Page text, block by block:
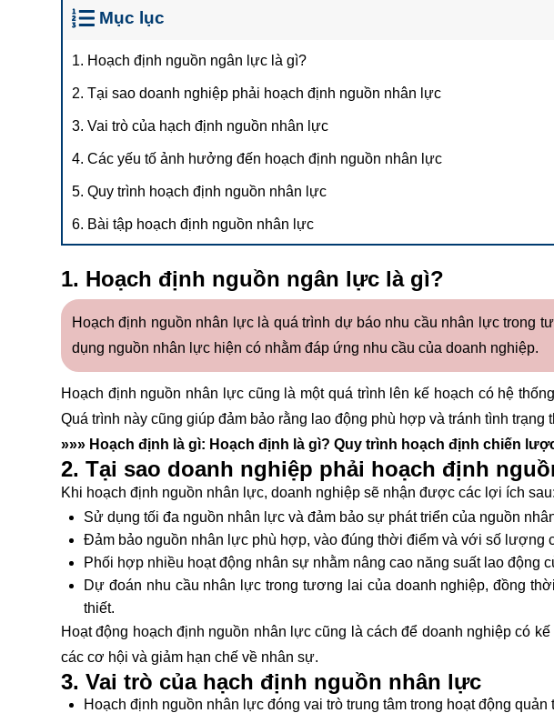
Mục lục
1. Hoạch định nguồn ngân lực là gì?
2. Tại sao doanh nghiệp phải hoạch định nguồn nhân lực
3. Vai trò của hạch định nguồn nhân lực
4. Các yếu tố ảnh hưởng đến hoạch định nguồn nhân lực
5. Quy trình hoạch định nguồn nhân lực
6. Bài tập hoạch định nguồn nhân lực
1. Hoạch định nguồn ngân lực là gì?
Hoạch định nguồn nhân lực là quá trình dự báo nhu cầu nhân lực trong
dụng nguồn nhân lực hiện có nhằm đáp ứng nhu cầu của doanh nghiệp.
Hoạch định nguồn nhân lực cũng là một quá trình lên kế hoạch có hệ
Quá trình này cũng giúp đảm bảo rằng lao động phù hợp và tránh tình trạng
»»» Hoạch định là gì: Hoạch định là gì? Quy trình hoạch định chiến
2. Tại sao doanh nghiệp phải hoạch định
Khi hoạch định nguồn nhân lực, doanh nghiệp sẽ nhận được các lợi ích sau:
Sử dụng tối đa nguồn nhân lực và đảm bảo sự phát triển của nguồn
Đảm bảo nguồn nhân lực phù hợp, vào đúng thời điểm và với số lượng
Phối hợp nhiều hoạt động nhân sự nhằm nâng cao năng suất lao động
Dự đoán nhu cầu nhân lực trong tương lai của doanh nghiệp, đồng
thiết.
Hoạt động hoạch định nguồn nhân lực cũng là cách để doanh nghiệp có
các cơ hội và giảm hạn chế về nhân sự.
3. Vai trò của hạch định nguồn nhân lực
Hoạch định nguồn nhân lực đóng vai trò trung tâm trong hoạt động